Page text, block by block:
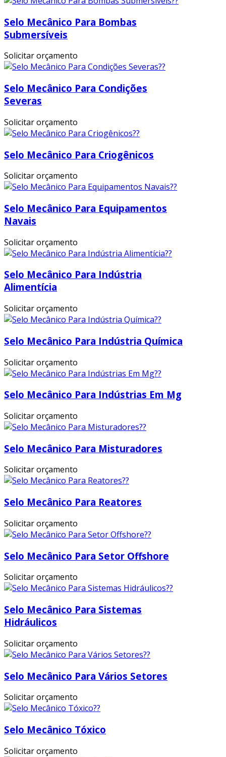
Selo Mecânico Para Bombas
Submersíveis
Solicitar orçamento
Selo Mecânico Para Condições
Severas
Solicitar orçamento
Selo Mecânico Para Criogênicos
Solicitar orçamento
Selo Mecânico Para Equipamentos
Navais
Solicitar orçamento
Selo Mecânico Para Indústria
Alimentícia
Solicitar orçamento
Selo Mecânico Para Indústria Química
Solicitar orçamento
Selo Mecânico Para Indústrias Em Mg
Solicitar orçamento
Selo Mecânico Para Misturadores
Solicitar orçamento
Selo Mecânico Para Reatores
Solicitar orçamento
Selo Mecânico Para Setor Offshore
Solicitar orçamento
Selo Mecânico Para Sistemas
Hidráulicos
Solicitar orçamento
Selo Mecânico Para Vários Setores
Solicitar orçamento
Selo Mecânico Tóxico
Solicitar orçamento